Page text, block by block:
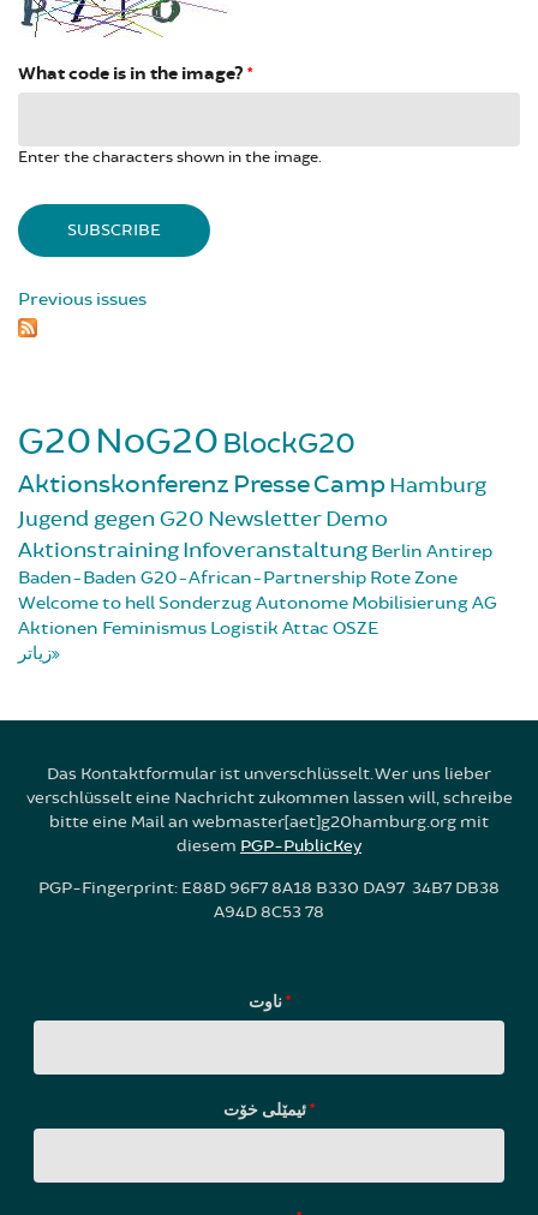
What code is in the image? *
Enter the characters shown in the image.
Previous issues
G20NoG20 BlockG20
Aktionskonferenz PresseCampHamburg
Jugend gegen G20 NewsletterDemo
AktionstrainingInfoveranstaltung Berlin Antirep
Baden-Baden G20-African-Partnership Rote Zone
Welcome to hellSonderzugAutonome MobilisierungAG
Aktionen Feminismus Logistik Attac OSZE
زیاتر
Das Kontaktformular ist unverschlüsselt. Wer uns lieber
verschlüsselt eine Nachricht zukommen lassen will, schreibe
bitte eine Mail an webmaster[aet]g20hamburg.org mit
diesem PGP-PublicKey
PGP-Fingerprint: E88D 96F7 8A18 B330 DA97 34B7 DB38
A94D 8C53 78
ناوت*
*